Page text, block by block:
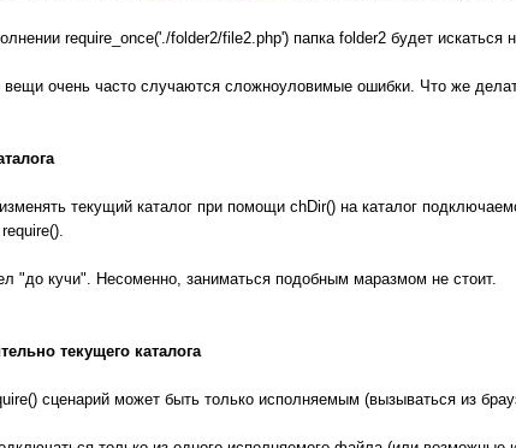
require_once('./folder2/file2.php') папка folder2 будет
очень часто случаются сложноуловимые ошибки. Что же
текущий каталог при помощи chDir() на каталог
"до кучи". Несоменно, заниматься подобным маразмом не стоит.
текущего каталога
сценарий может быть только исполняемым (вызываться из